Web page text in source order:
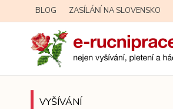
BLOG ZASÍLÁNÍ NA SLOVENSKO
VYŠÍVÁNÍ